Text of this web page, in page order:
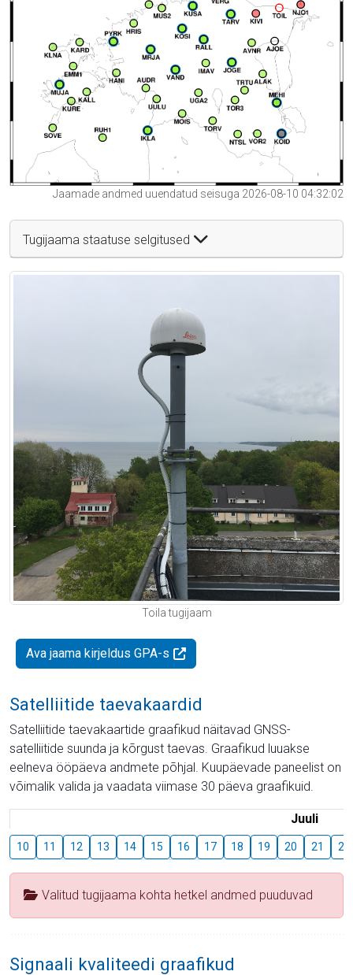
Jaamade andmed uuendatud seisuga 2026-08-10 04:32:02
Tugijaama staatuse selgitused
Toila tugijaam
Ava jaama kirjeldus GPA-s
Satelliitide taevakaardid
Satelliitide taevakaartide graafikud näitavad GNSS-
satelliitide suunda ja kõrgust taevas. Graafikud luuakse
eelneva ööpäeva andmete põhjal. Kuupäevade paneelist on
võimalik valida ja vaadata viimase 30 päeva graafikuid.
Juuli
10 11 12 13 14 15 16 17 18 19 20 21 22
Valitud tugijaama kohta hetkel andmed puuduvad
Signaali kvaliteedi graafikud